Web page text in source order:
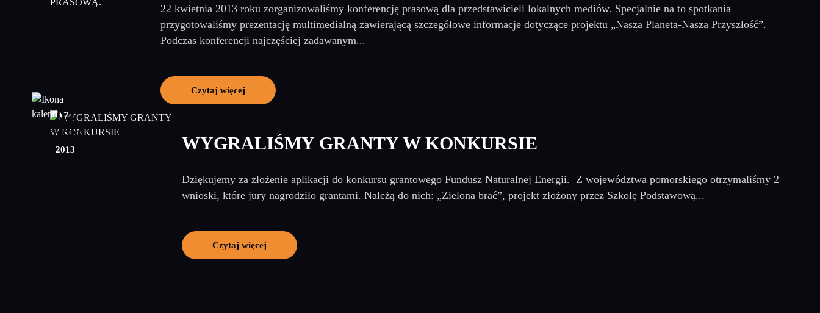
22 kwietnia 2013 roku zorganizowaliśmy konferencję prasową dla przedstawicieli lokalnych mediów. Specjalnie na to spotkania
przygotowaliśmy prezentację multimedialną zawierającą szczegółowe informacje dotyczące projektu „Nasza Planeta-Nasza Przyszłość”.
Podczas konferencji najczęściej zadawanym...
Czytaj więcej
04
kwiecień
2013
WYGRALIŚMY GRANTY W KONKURSIE
Dziękujemy za złożenie aplikacji do konkursu grantowego Fundusz Naturalnej Energii. Z województwa pomorskiego otrzymaliśmy 2
wnioski, które jury nagrodziło grantami. Należą do nich: „Zielona brać”, projekt złożony przez Szkołę Podstawową...
Czytaj więcej